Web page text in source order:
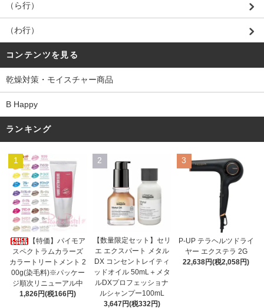
（ら行）
（わ行）
コンテンツを見る
乾燥対策・モイスチャー商品
B Happy
ランキング
1
【特価】パイモア
スペクトラムカラーズ
カラートリートメント 2
00g(染毛料)※パッケー
ジ順次リニューアル中
1,826円(税166円)
2
【数量限定セット】セリ
エ エクスパート メタル
DX コンセントレイティ
ッドオイル 50mL＋メタ
ルDXプロフェッショナ
ルシャンプー100mL
3,647円(税332円)
3
P-UP テラヘルツドライ
ヤー エクステラ 2G
22,638円(税2,058円)